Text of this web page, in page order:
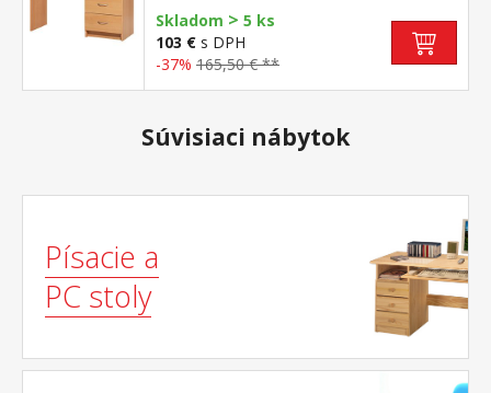
Skladom > 5 ks
103 € s DPH
-37% 165,50 € **
Súvisiaci nábytok
Písacie a
PC stoly